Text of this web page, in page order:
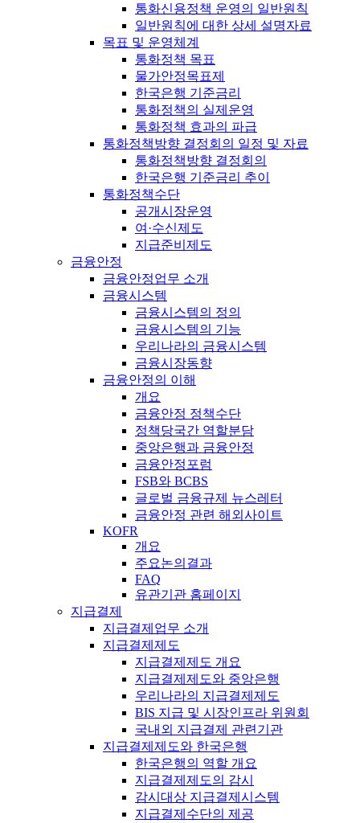
통화신용정책 운영의 일반원칙
일반원칙에 대한 상세 설명자료
목표 및 운영체계
통화정책 목표
물가안정목표제
한국은행 기준금리
통화정책의 실제운영
통화정책 효과의 파급
통화정책방향 결정회의 일정 및 자료
통화정책방향 결정회의
한국은행 기준금리 추이
통화정책수단
공개시장운영
여·수신제도
지급준비제도
금융안정
금융안정업무 소개
금융시스템
금융시스템의 정의
금융시스템의 기능
우리나라의 금융시스템
금융시장동향
금융안정의 이해
개요
금융안정 정책수단
정책당국간 역할분담
중앙은행과 금융안정
금융안정포럼
FSB와 BCBS
글로벌 금융규제 뉴스레터
금융안정 관련 해외사이트
KOFR
개요
주요논의결과
FAQ
유관기관 홈페이지
지급결제
지급결제업무 소개
지급결제제도
지급결제제도 개요
지급결제제도와 중앙은행
우리나라의 지급결제제도
BIS 지급 및 시장인프라 위원회
국내외 지급결제 관련기관
지급결제제도와 한국은행
한국은행의 역할 개요
지급결제제도의 감시
감시대상 지급결제시스템
지급결제수단의 제공